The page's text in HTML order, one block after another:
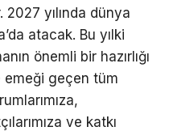
2027 yılında dünya
atacak. Bu yılki
önemli bir hazırlığı
emeği geçen tüm
ve katkı